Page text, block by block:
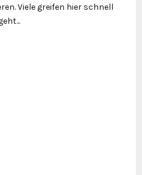
Viele greifen hier schnell